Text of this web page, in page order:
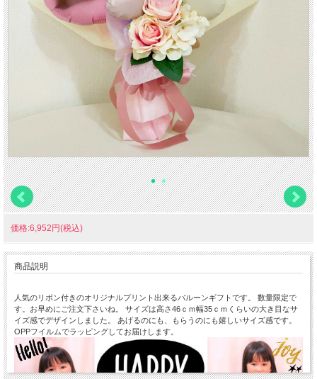
価格:6,952円(税込)
商品説明
人気のリボン付きのオリジナルプリント出来るバルーンギフトです。 数量限定で
す。お早めにご注文下さいね。 サイズは高さ46ｃｍ幅35ｃｍくらいの大き目なサ
イズ感でデザインしました。 あげるのにも、もらうのにも嬉しいサイズ感です。
OPPフイルムでラッピングしてお届けします。